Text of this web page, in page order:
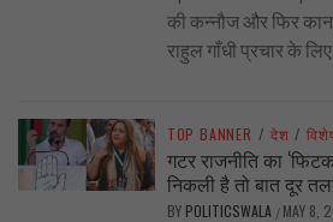
की कन्नौज और फिर
राहुल गाँधी प्रचार के
TOP BANNER / देश /
गटर राजनीति का
निकली है तो बात दूर
BY POLITICSWALA / MAY 8,